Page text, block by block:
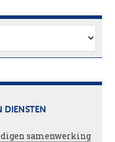
DIENSTEN
samenwerking